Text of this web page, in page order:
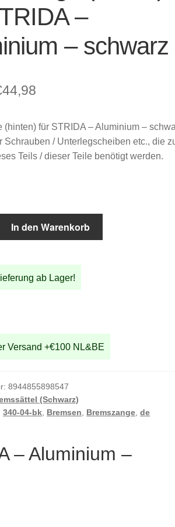
–
– schwarz
44,98
ist:
€44,98.
(hinten) für STRIDA – Aluminium –
Schrauben / Unterlegscheiben etc., die
Teils / dieser Teile benötigt werden.
In den Warenkorb
ab Lager!
Versand +€100 NL&BE
8944855898547
(Schwarz)
340-04-bk Bremsen Bremszange ,de
– Aluminium –